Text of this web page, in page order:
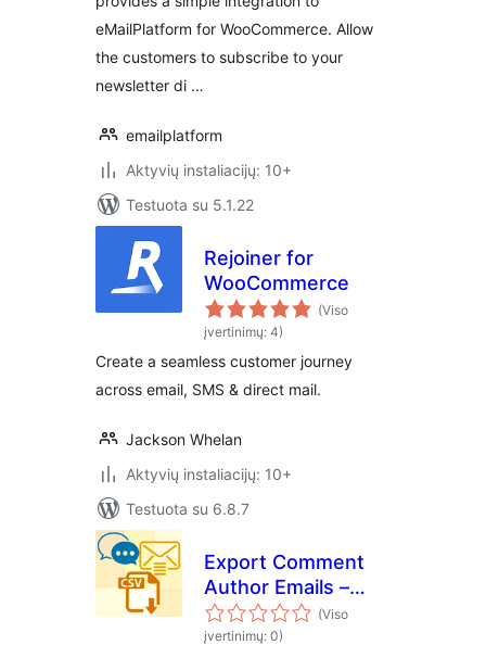
eMailPlatform for WooCommerce. Allow
the customers to subscribe to your
newsletter di …
emailplatform
Aktyvių instaliacijų: 10+
Testuota su 5.1.22
Rejoiner for
WooCommerce
(Viso
įvertinimų: 4)
Create a seamless customer journey
across email, SMS & direct mail.
Jackson Whelan
Aktyvių instaliacijų: 10+
Testuota su 6.8.7
Export Comment
Author Emails –
Build email list
(Viso
įvertinimų: 0)